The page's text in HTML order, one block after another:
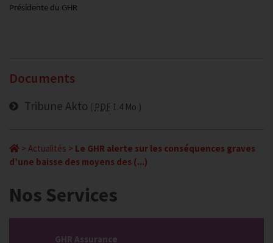
Présidente du GHR
Documents
Tribune Akto PDF 1.4 Mo
> Actualités > Le GHR alerte sur les conséquences graves
d’une baisse des moyens des (...)
Nos Services
GHR Assurance